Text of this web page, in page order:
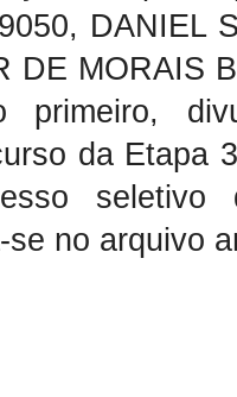
DANIEL
DE MORAIS
primeiro,
da Etapa
seletivo
se no arquivo